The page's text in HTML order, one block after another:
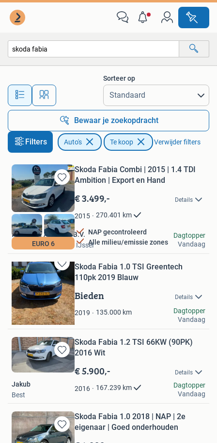
Alle afstanden…
Sorteer op
Bewaar je zoekopdracht
Filters Auto's Te koop Verwijder filters
Bewaren
in
Mijn
Favorieten
EURO 6
Skoda Fabia Combi | 2015 | 1.4 TDI
Ambition | Export en Hand
€ 3.499,- Details
2015 270.401 km
NAP gecontroleerd
Alle milieu/emissie zones
Nationale Autopark B.V.
Nieuwerkerk aan den IJssel
Dagtopper
Vandaag
Bewaren
in
Mijn
Favorieten
Skoda Fabia 1.0 TSI Greentech
110pk 2019 Blauw
Bieden Details
2019 135.000 km
Jos Creemers
Weert
Dagtopper
Vandaag
Bewaren
in
Favorieten
Skoda Fabia 1.2 TSI 66KW (90PK)
2016 Wit
€ 5.900,- Details
2016 167.239 km
Jakub
Best
Dagtopper
Vandaag
Bewaren
Skoda Fabia 1.0 2018 | NAP | 2e
eigenaar | Goed onderhouden